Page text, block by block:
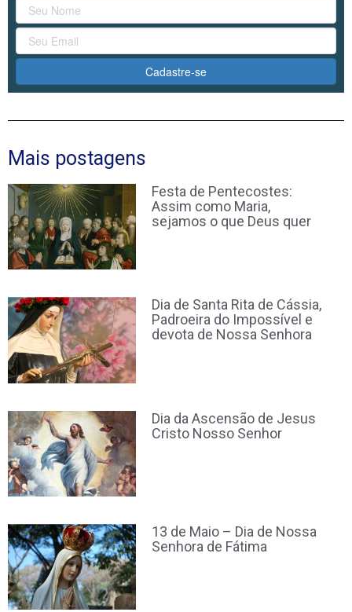
Cadastre-se
Mais postagens
Festa de Pentecostes:
Assim como Maria,
sejamos o que Deus quer
Dia de Santa Rita de Cássia,
Padroeira do Impossível e
devota de Nossa Senhora
Dia da Ascensão de Jesus
Cristo Nosso Senhor
13 de Maio – Dia de Nossa
Senhora de Fátima